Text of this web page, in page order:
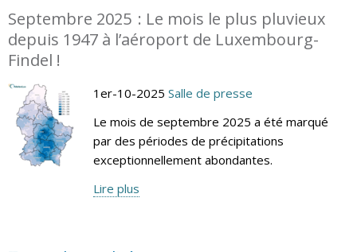
Septembre 2025 : Le mois le plus pluvieux
depuis 1947 à l’aéroport de Luxembourg-
Findel !
1er-10-2025 Salle de presse
Le mois de septembre 2025 a été marqué
par des périodes de précipitations
exceptionnellement abondantes.
Lire plus